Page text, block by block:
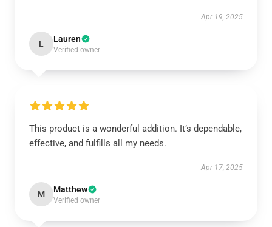
Apr 19, 2025
L Lauren
Verified owner
This product is a wonderful addition. It’s dependable,
effective, and fulfills all my needs.
Apr 17, 2025
M Matthew
Verified owner